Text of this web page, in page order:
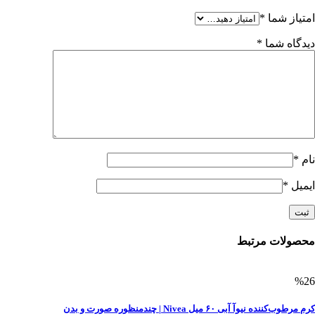
امتیاز شما *
دیدگاه شما *
نام *
ایمیل *
محصولات مرتبط
%26
کرم مرطوب‌کننده نیوآ آبی ۶۰ میل Nivea | چندمنظوره صورت و بدن